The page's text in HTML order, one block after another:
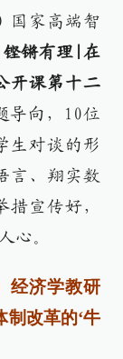
国家高端智
锵有理|在
开课第十二
导向，10位
生对谈的形
言、翔实数
宣传好，
心。
经济学教研
制改革的‘牛